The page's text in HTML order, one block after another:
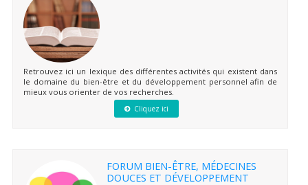
Retrouvez ici un lexique des différentes activités qui existent dans
le domaine du bien-être et du développement personnel afin de
mieux vous orienter de vos recherches.
Cliquez ici
FORUM BIEN-ÊTRE, MÉDECINES
DOUCES ET DÉVELOPPEMENT